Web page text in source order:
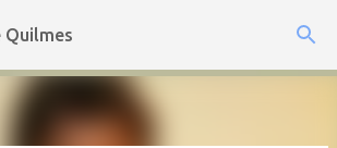
Ir al contenido principal
Quilmes